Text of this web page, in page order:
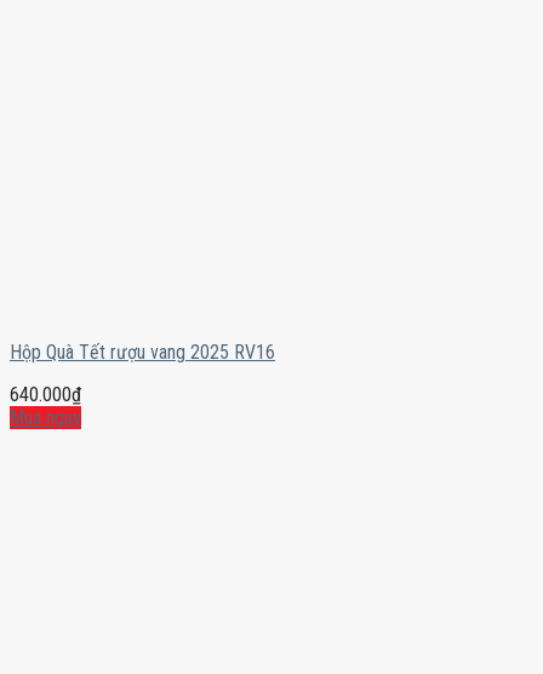
Hộp Quà Tết rượu vang 2025 RV16
640.000₫
Mua ngay